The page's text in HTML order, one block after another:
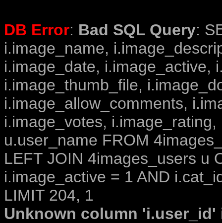
DB Error: Bad SQL Query:
i.image_name,
i.image_date, i.image_active,
i.image_thumb_file,
i.image_allow_comments,
i.image_votes,
u.user_name FROM
LEFT JOIN 4images_users u
i.image_active = 1 AND
LIMIT 204, 1
Unknown column